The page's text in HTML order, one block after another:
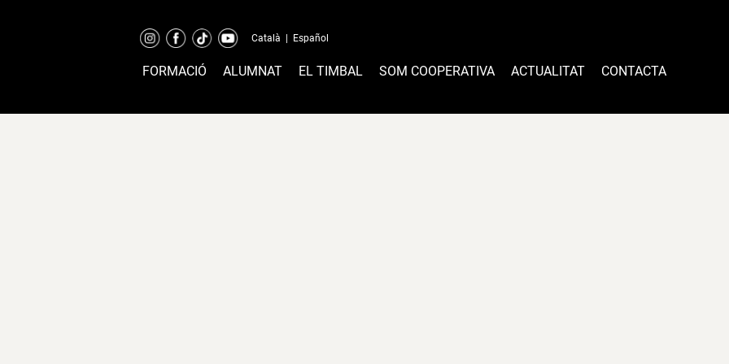
Català Español
FORMACIÓ ALUMNAT EL TIMBAL SOM COOPERATIVA ACTUALITAT CONTACTA